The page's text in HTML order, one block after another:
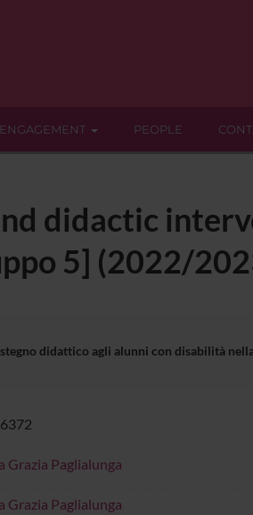
PEOPLE
didactic
5] (2022/
didattico agli alunni con disabilità
Grazia Paglialunga
Grazia Paglialunga